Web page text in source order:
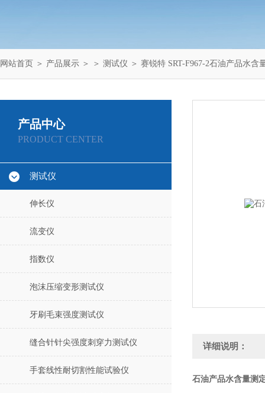
网站首页 ＞ 产品展示 ＞ ＞ 测试仪 ＞ 赛锐特 SRT-F967-2石油产品水含
产品中心
PRODUCT CENTER
测试仪
伸长仪
流变仪
指数仪
泡沫压缩变形测试仪
牙刷毛束强度测试仪
缝合针针尖强度刺穿力测试仪
手套线性耐切割性能试验仪
详细说明：
石油产品水含量测